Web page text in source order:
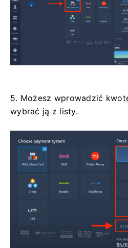
5. Możesz wprowadzić
wybrać ją z listy.